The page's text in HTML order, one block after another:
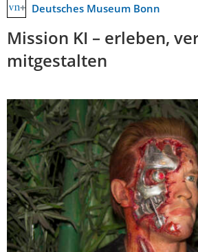
Deutsches Museum Bonn
Mission KI – erleben,
mitgestalten